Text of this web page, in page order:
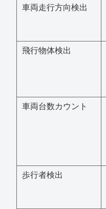
車両走行方向検出
飛行物体検出
車両台数カウント
歩行者検出